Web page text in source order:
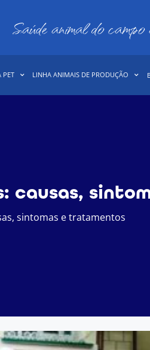
Saúde animal do
PET LINHA ANIMAIS DE PRODUÇÃO
causas,
sintomas e tratamentos